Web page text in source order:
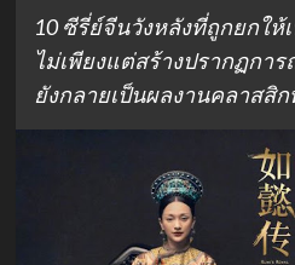
10 ซีรี่ย์จีนวังหลังที่ถูกยกให้
ไม่เพียงแต่สร้างปรากฏกา
ยังกลายเป็นผลงานคลาสสิ